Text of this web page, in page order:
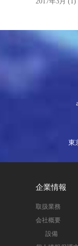
東
企業情報
取扱業務
会社概要
設備